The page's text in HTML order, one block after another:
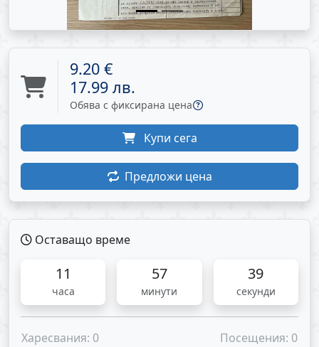
9.20 €
17.99 лв.
Обява с фиксирана цена
Купи сега
Предложи цена
Оставащо време
11
часа
57
минути
39
секунди
Харесвания: 0 Посещения: 0